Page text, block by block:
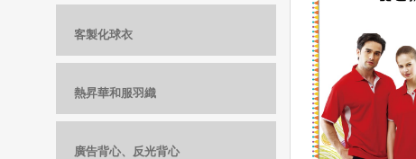
客製化球衣
熱昇華和服羽織
廣告背心、反光背心